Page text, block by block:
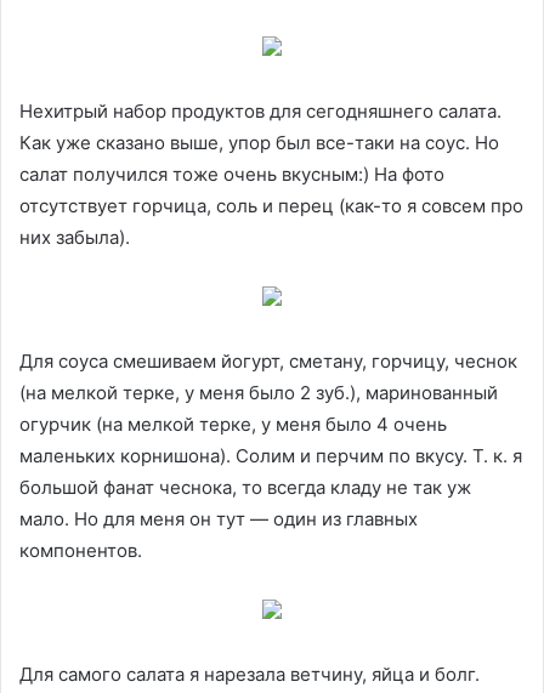
Нехитрый набор продуктов для сегодняшнего салата.
Как уже сказано выше, упор был все-таки на соус. Но
салат получился тоже очень вкусным:) На фото
отсутствует горчица, соль и перец (как-то я совсем про
них забыла).
Для соуса смешиваем йогурт, сметану, горчицу, чеснок
(на мелкой терке, у меня было 2 зуб.), маринованный
огурчик (на мелкой терке, у меня было 4 очень
маленьких корнишона). Солим и перчим по вкусу. Т. к. я
большой фанат чеснока, то всегда кладу не так уж
мало. Но для меня он тут — один из главных
компонентов.
Для самого салата я нарезала ветчину, яйца и болг.